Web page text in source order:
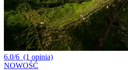
6.0/6 (1 opinia)
NOWOŚĆ